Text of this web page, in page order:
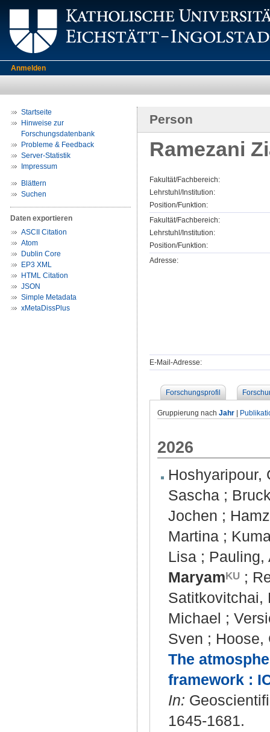
Anmelden
Startseite
Hinweise zur
Forschungsdatenbank
Probleme & Feedback
Server-Statistik
Impressum
Blättern
Suchen
Daten exportieren
ASCII Citation
Atom
Dublin Core
EP3 XML
HTML Citation
JSON
Simple Metadata
xMetaDissPlus
Person
Ramezani
Fakultät/Fachbereich:
Lehrstuhl/Institution:
Position/Funktion:
Fakultät/Fachbereich:
Lehrstuhl/Institution:
Position/Funktion:
Adresse:
E-Mail-Adresse:
Forschungsprofil
Gruppierung nach Jahr
2026
Hoshyaripour,
Sascha ;
Jochen ;
Martina ;
Lisa ; Pauling,
Maryam
;
Satitkovitchai,
Michael ;
Sven ; Hoose,
The
framework :
In:
1645-1681.